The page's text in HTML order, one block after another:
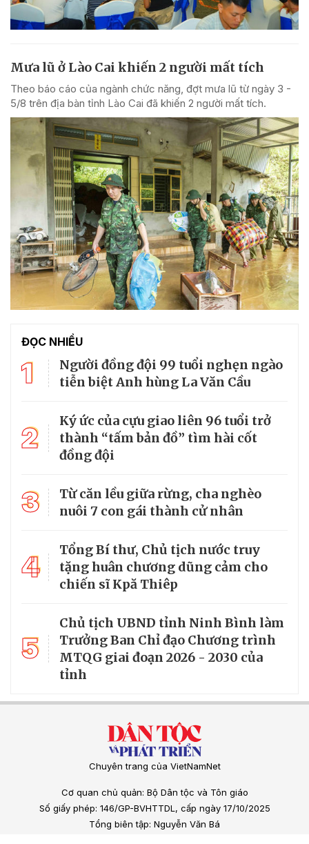
Mưa lũ ở Lào Cai khiến 2 người mất tích
Theo báo cáo của ngành chức năng, đợt mưa lũ từ ngày 3 -
5/8 trên địa bàn tỉnh Lào Cai đã khiến 2 người mất tích.
ĐỌC NHIỀU
1
Người đồng đội 99 tuổi nghẹn ngào
tiễn biệt Anh hùng La Văn Cầu
2
Ký ức của cựu giao liên 96 tuổi trở
thành “tấm bản đồ” tìm hài cốt
đồng đội
3
Từ căn lều giữa rừng, cha nghèo
nuôi 7 con gái thành cử nhân
4
Tổng Bí thư, Chủ tịch nước truy
tặng huân chương dũng cảm cho
chiến sĩ Kpă Thiêp
5
Chủ tịch UBND tỉnh Ninh Bình làm
Trưởng Ban Chỉ đạo Chương trình
MTQG giai đoạn 2026 - 2030 của
tỉnh
Chuyên trang của VietNamNet
Cơ quan chủ quản: Bộ Dân tộc và Tôn giáo
Số giấy phép: 146/GP-BVHTTDL, cấp ngày 17/10/2025
Tổng biên tập: Nguyễn Văn Bá